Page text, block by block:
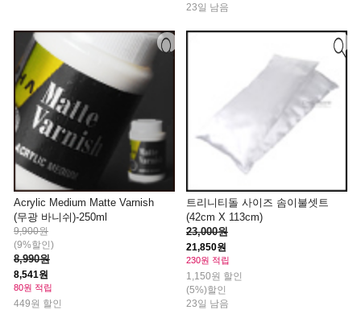
23일 남음
Acrylic Medium Matte Varnish
(무광 바니쉬)-250ml
9,900원
(9%할인)
8,990원
8,541원
80원 적립
449원 할인
트리니티돌 사이즈 솜이불셋트
(42cm X 113cm)
23,000원
21,850원
230원 적립
1,150원 할인
(5%)할인
23일 남음